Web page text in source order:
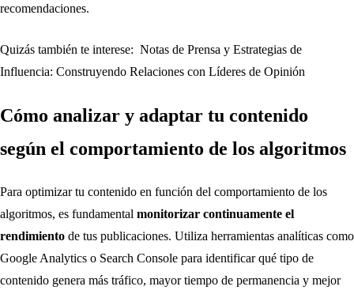
recomendaciones.
Quizás también te interese: Notas de Prensa y Estrategias de
Influencia: Construyendo Relaciones con Líderes de Opinión
Cómo analizar y adaptar tu contenido
según el comportamiento de los algoritmos
Para optimizar tu contenido en función del comportamiento de los
algoritmos, es fundamental monitorizar continuamente el
rendimiento de tus publicaciones. Utiliza herramientas analíticas como
Google Analytics o Search Console para identificar qué tipo de
contenido genera más tráfico, mayor tiempo de permanencia y mejor